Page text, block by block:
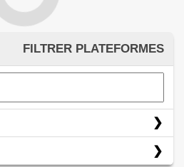
FILTRER PLATEFORMES